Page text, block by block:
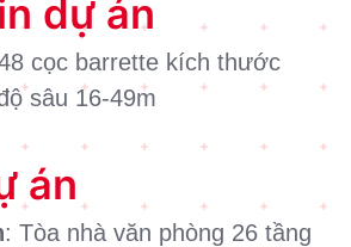
dự án
cọc barrette kích thước
sâu 16-49m
án
: Tòa nhà văn phòng 26 tầng